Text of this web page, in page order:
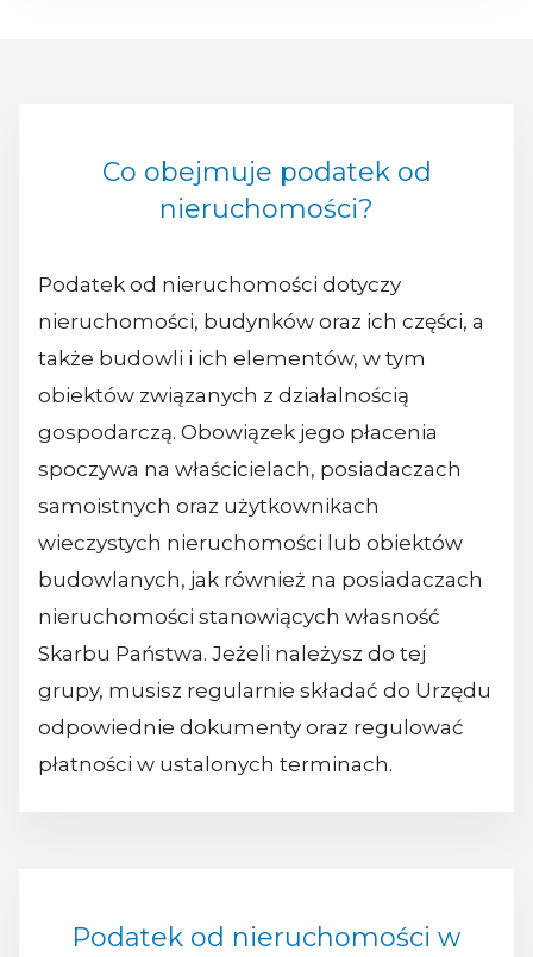
Co obejmuje podatek od
nieruchomości?
Podatek od nieruchomości dotyczy
nieruchomości, budynków oraz ich części, a
także budowli i ich elementów, w tym
obiektów związanych z działalnością
gospodarczą. Obowiązek jego płacenia
spoczywa na właścicielach, posiadaczach
samoistnych oraz użytkownikach
wieczystych nieruchomości lub obiektów
budowlanych, jak również na posiadaczach
nieruchomości stanowiących własność
Skarbu Państwa. Jeżeli należysz do tej
grupy, musisz regularnie składać do Urzędu
odpowiednie dokumenty oraz regulować
płatności w ustalonych terminach.
Podatek od nieruchomości w